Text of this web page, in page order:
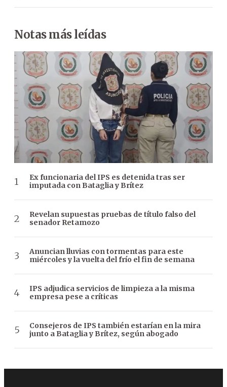
Notas más leídas
Ex funcionaria del IPS es detenida tras ser
imputada con Bataglia y Brítez
Revelan supuestas pruebas de título falso del
senador Retamozo
Anuncian lluvias con tormentas para este
miércoles y la vuelta del frío el fin de semana
IPS adjudica servicios de limpieza a la misma
empresa pese a críticas
Consejeros de IPS también estarían en la mira
junto a Bataglia y Brítez, según abogado